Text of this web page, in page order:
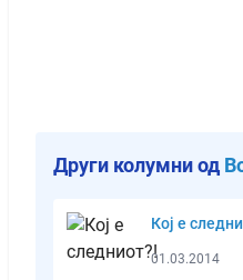
Други колумни од
Кој е
01.03.2014